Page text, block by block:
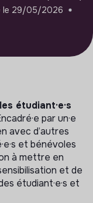
le 29/05/2026
étudiant·e·s
par un·e
avec d’autres
et bénévoles
à mettre en
et de
étudiant·e·s et